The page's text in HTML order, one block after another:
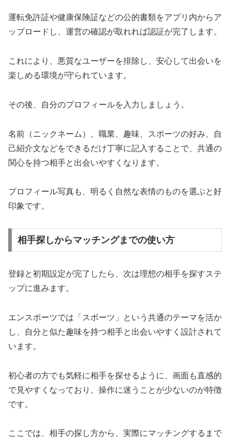
運転免許証や健康保険証などの公的書類をアプリ内からア
ップロードし、運営の確認が取れれば認証が完了します。
これにより、悪質なユーザーを排除し、安心して出会いを
楽しめる環境が守られています。
その後、自分のプロフィールを入力しましょう。
名前（ニックネーム）、職業、趣味、スポーツの好み、自
己紹介文などをできるだけ丁寧に記入することで、共通の
関心を持つ相手と出会いやすくなります。
プロフィール写真も、明るく自然な表情のものを選ぶと好
印象です。
相手探しからマッチングまでの使い方
登録と初期設定が完了したら、次は理想の相手を探すステ
ップに進みます。
エンスポーツでは「スポーツ」という共通のテーマを活か
し、自分と似た趣味を持つ相手と出会いやすく設計されて
います。
初心者の方でも気軽に相手を探せるように、画面も直感的
で見やすくなっており、操作に迷うことが少ないのが特徴
です。
ここでは、相手の探し方から、実際にマッチングするまで